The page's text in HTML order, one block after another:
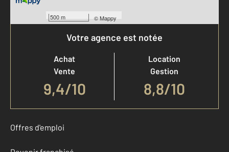
500 m ©Mappy
Votre agence est notée
Achat
Vente
9,4/10
Location
Gestion
8,8/10
Offres d'emploi